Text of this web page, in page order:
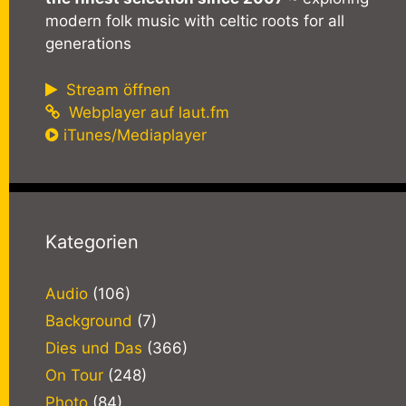
modern folk music with celtic roots for all
generations
Stream öffnen
Webplayer auf laut.fm
iTunes/Mediaplayer
Kategorien
Audio (106)
Background (7)
Dies und Das (366)
On Tour (248)
Photo (84)